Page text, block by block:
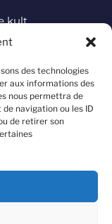
des technologies
aux informations des
nous permettra de
navigation ou les ID
de retirer son
kult
L'ACTUALITÉ
ARTISTES
DJ MAG